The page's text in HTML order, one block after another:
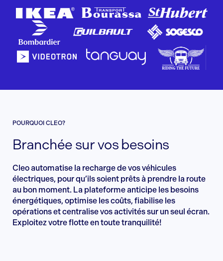
POURQUOI CLEO?
Branchée sur vos besoins
Cleo automatise la recharge de vos véhicules
électriques, pour qu’ils soient prêts à prendre la route
au bon moment. La plateforme anticipe les besoins
énergétiques, optimise les coûts, fiabilise les
opérations et centralise vos activités sur un seul écran.
Exploitez votre flotte en toute tranquilité!